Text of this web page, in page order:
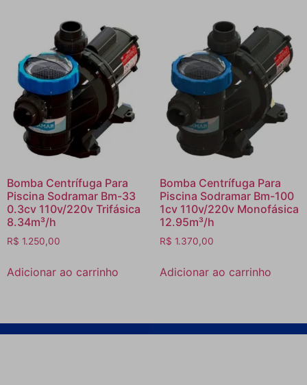
Bomba Centrífuga Para
Piscina Sodramar Bm-33
0.3cv 110v/220v Trifásica
8.34m³/h
R$ 1.250,00
Adicionar ao carrinho
Bomba Centrífuga Para
Piscina Sodramar Bm-100
1cv 110v/220v Monofásica
12.95m³/h
R$ 1.370,00
Adicionar ao carrinho